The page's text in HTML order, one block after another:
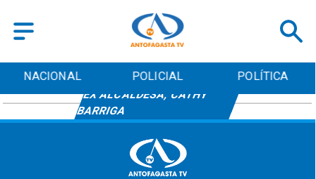
NACIONAL POLICIAL POLÍTICA
EX ALCALDESA, CATHY
BARRIGA